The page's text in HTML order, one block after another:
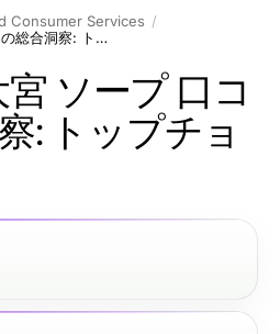
Consumer Services
2025年版 大宮 ソープ 口コミの総合洞察: トップチョイスを公開
ソープ 口コ
: トップチョ